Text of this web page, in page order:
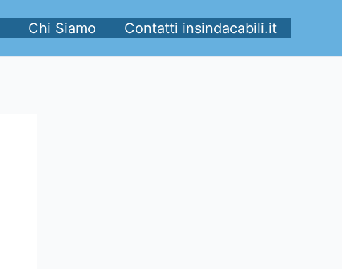
Chi Siamo Contatti insindacabili.it